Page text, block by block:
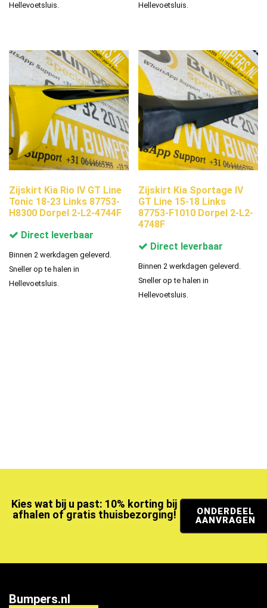
Hellevoetsluis.
Hellevoetsluis.
Zijskirt Kia Rio IV GT Line
Tonic 18-23 Links 87753-
H8300 Dorpel 2-L2-4744F
Direct leverbaar
Binnen 2 werkdagen geleverd.
Sneller op te halen in
Hellevoetsluis.
Zijskirt Kia Sportage IV
GT Line 15-18 Links
87753-F1010 Dorpel 2-L2-
4748F
Direct leverbaar
Binnen 2 werkdagen geleverd.
Sneller op te halen in
Hellevoetsluis.
Kies wat bij u past: 10% korting bij
afhalen of gratis thuisbezorging!
ONDERDEEL
AANVRAGEN
Bumpers.nl